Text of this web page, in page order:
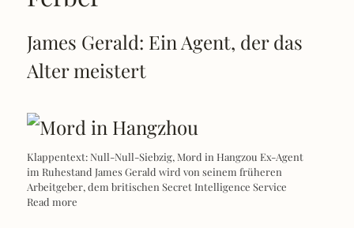
James Gerald: Ein Agent, der das
Alter meistert
Klappentext: Null-Null-Siebzig, Mord in Hangzou Ex-Agent
im Ruhestand James Gerald wird von seinem früheren
Arbeitgeber, dem britischen Secret Intelligence Service
Read more